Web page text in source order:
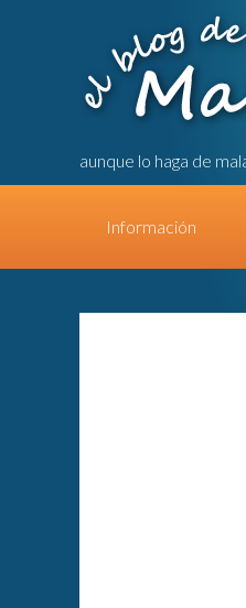
aunque lo haga de
Información